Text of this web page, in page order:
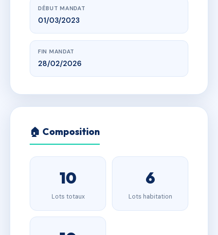
DÉBUT MANDAT
01/03/2023
FIN MANDAT
28/02/2026
🏠 Composition
10
Lots totaux
6
Lots habitation